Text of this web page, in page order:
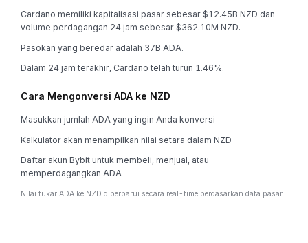
Cardano memiliki kapitalisasi pasar sebesar $12.45B NZD dan
volume perdagangan 24 jam sebesar $362.10M NZD.
Pasokan yang beredar adalah 37B ADA.
Dalam 24 jam terakhir, Cardano telah turun 1.46%.
Cara Mengonversi ADA ke NZD
Masukkan jumlah ADA yang ingin Anda konversi
Kalkulator akan menampilkan nilai setara dalam NZD
Daftar akun Bybit untuk membeli, menjual, atau
memperdagangkan ADA
Nilai tukar ADA ke NZD diperbarui secara real-time berdasarkan data pasar.